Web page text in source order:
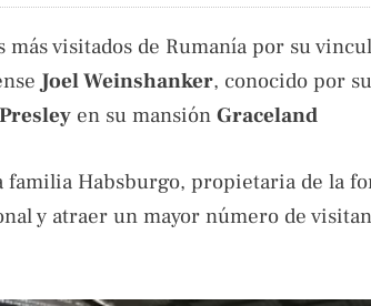
más visitados de Rumanía por su
Joel Weinshanker, conocido por
en su mansión Graceland
familia Habsburgo, propietaria de la
y atraer un mayor número de